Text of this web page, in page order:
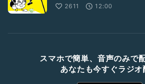
2611
12:00
スマホで簡単、音声のみで
あなたも今すぐラジオ